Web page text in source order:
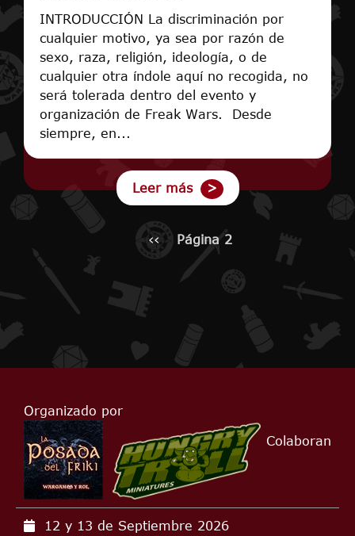
INTRODUCCIÓN La discriminación por
cualquier motivo, ya sea por razón de
sexo, raza, religión, ideología, o de
cualquier otra índole aquí no recogida, no
será tolerada dentro del evento y
organización de Freak Wars. Desde
siempre, en...
Leer más
Paginación Página anterior
‹‹ Página 2
Organizado por
Colaboran
12 y 13 de Septiembre 2026